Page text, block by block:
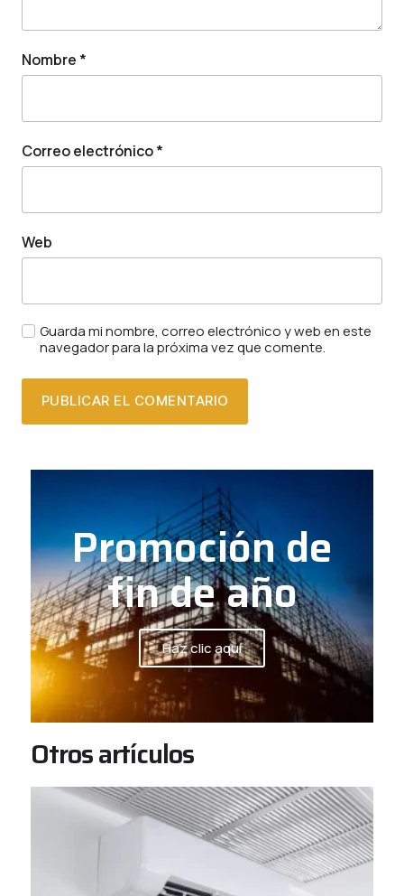
Nombre *
Correo electrónico*
Web
Guarda mi nombre, correo electrónico y web en este
navegador para la próxima vez que comente.
Promoción de
fin de año
Haz clic aquí
Otros artículos